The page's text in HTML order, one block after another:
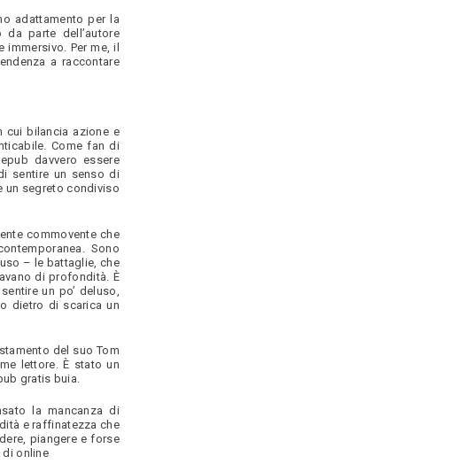
adattamento per la
parte dell’autore
Per me, il
a raccontare
cui bilancia azione e
Come fan di
davvero essere
sentire un senso di
un segreto condiviso
commovente che
Sono
– le battaglie, che
di profondità. È
un po’ deluso,
dietro di scarica un
del suo Tom
lettore. È stato un
gratis buia.
la mancanza di
e raffinatezza che
piangere e forse
di online